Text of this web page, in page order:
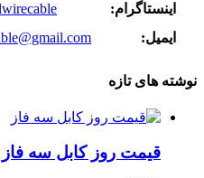
اینستاگرام:
ایمیل:
نوشته های تازه
قیمت روز کابل سه